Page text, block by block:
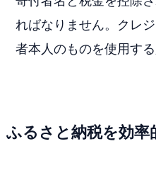
ればなりません。クレ
者本人のものを使用す
ふるさと納税を効率